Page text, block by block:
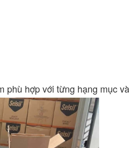
hợp với từng hạng mục